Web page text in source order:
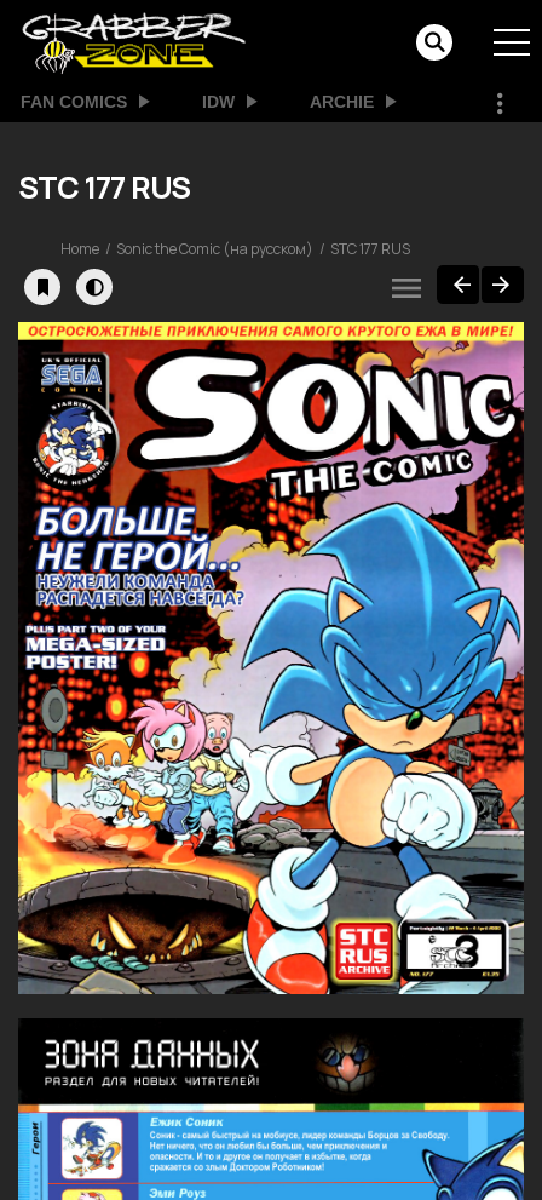
FAN COMICS IDW ARCHIE
STC 177 RUS
Home Sonic the Comic (на русском) STC 177 RUS